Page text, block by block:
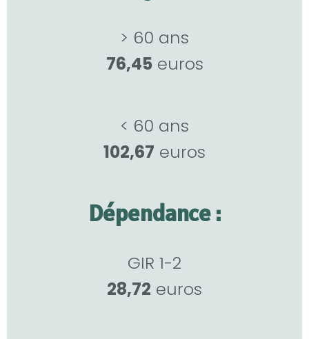
> 60 ans
76,45 euros
< 60 ans
102,67 euros
Dépendance :
GIR 1-2
28,72 euros